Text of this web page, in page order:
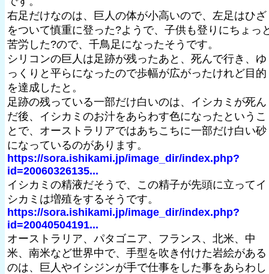
右足だけなのは、巨人の体が小高いので、左足はひざ
をついて慎重に登った?ようで、子供も登りにちょっ
苦労した?ので、千鳥足になったそうです。
シリコンの巨人は足跡が残ったあと、死んで行き、ゆ
っくりと平らになったので歩幅が広がったけれど目的
を達成したと。
足跡の残っている一部だけ白いのは、イシカミが死ん
だ後、イシカミのお汁をあらわす色になったというこ
とで、オーストラリアではあちこちに一部だけ白い砂
になっているのがあります。
https://sora.ishikami.jp/image_dir/index.php?
id=20060326135...
イシカミの精液だそうで、この精子が先頭に立ってイ
シカミは増殖をするそうです。
https://sora.ishikami.jp/image_dir/index.php?
id=20040504191...
オーストラリア、パタゴニア、フランス、北米、中
米、南米など世界中で、手型を吹き付けた岩絵がある
のは、巨人やイシジンが手で仕事をした事をあらわし